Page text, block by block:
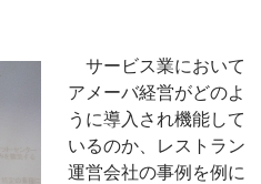
サービス業において
アメーバ経営がどのよ
うに導入され機能して
いるのか、レストラン
運営会社の事例を例に